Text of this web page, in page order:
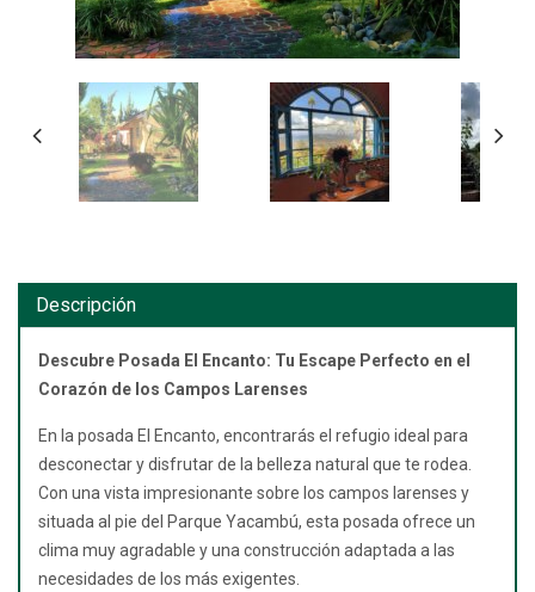
Descripción
Descubre Posada El Encanto: Tu Escape Perfecto en el
Corazón de los Campos Larenses
En la posada El Encanto, encontrarás el refugio ideal para
desconectar y disfrutar de la belleza natural que te rodea.
Con una vista impresionante sobre los campos larenses y
situada al pie del Parque Yacambú, esta posada ofrece un
clima muy agradable y una construcción adaptada a las
necesidades de los más exigentes.